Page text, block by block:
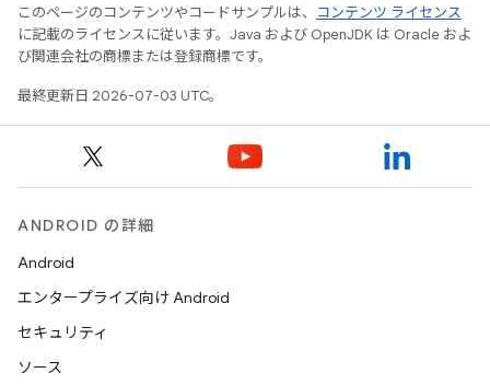
このページのコンテンツやコードサンプルは、
コンテンツ ライセンス
に記載のライセンスに従います。Java および OpenJDK は Oracle およ
び関連会社の商標または登録商標です。
最終更新日 2026-07-03 UTC。
ANDROID の詳細
Android
エンタープライズ向け Android
セキュリティ
ソース